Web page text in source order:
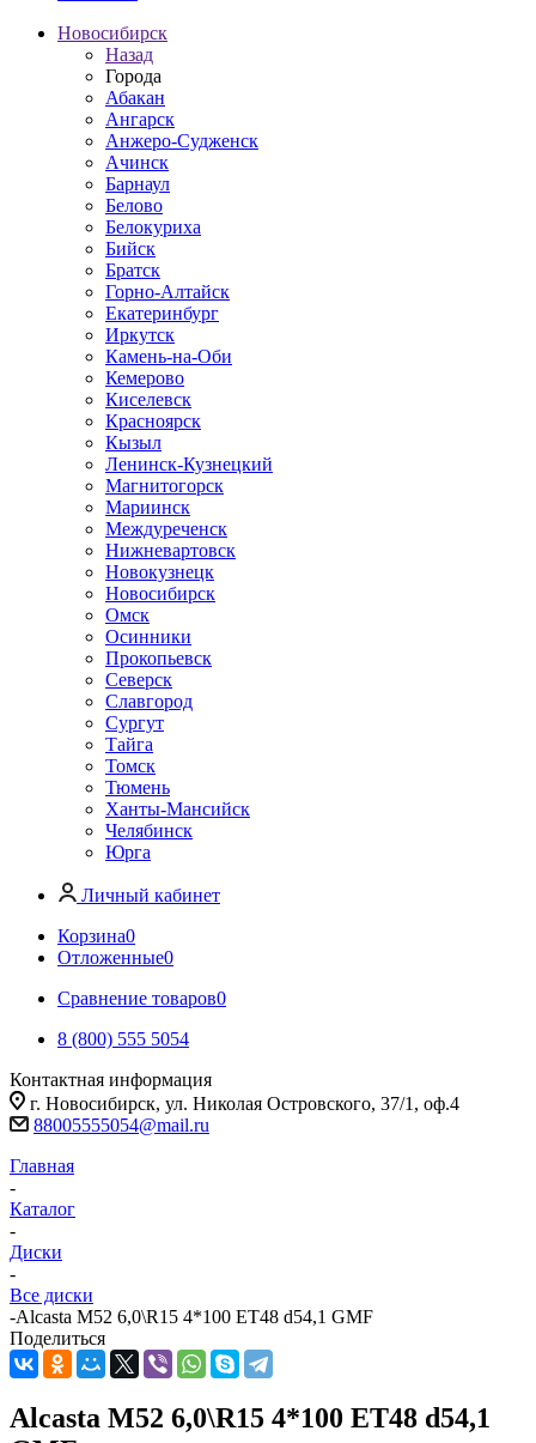
Новосибирск
Назад
Города
Абакан
Ангарск
Анжеро-Судженск
Ачинск
Барнаул
Белово
Белокуриха
Бийск
Братск
Горно-Алтайск
Екатеринбург
Иркутск
Камень-на-Оби
Кемерово
Киселевск
Красноярск
Кызыл
Ленинск-Кузнецкий
Магнитогорск
Мариинск
Междуреченск
Нижневартовск
Новокузнецк
Новосибирск
Омск
Осинники
Прокопьевск
Северск
Славгород
Сургут
Тайга
Томск
Тюмень
Ханты-Мансийск
Челябинск
Юрга
Личный кабинет
Корзина0
Отложенные0
Сравнение товаров0
8 (800) 555 5054
Контактная информация
г. Новосибирск, ул. Николая Островского, 37/1, оф.4
88005555054@mail.ru
Главная
-
Каталог
-
Диски
-
Все диски
-Alcasta M52 6,0\R15 4*100 ET48 d54,1 GMF
Поделиться
Alcasta M52 6,0\R15 4*100 ET48 d54,1